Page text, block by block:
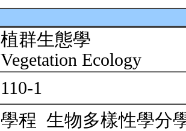
植群生態學
Vegetation Ecology
110-1
學程 生物多樣性學分